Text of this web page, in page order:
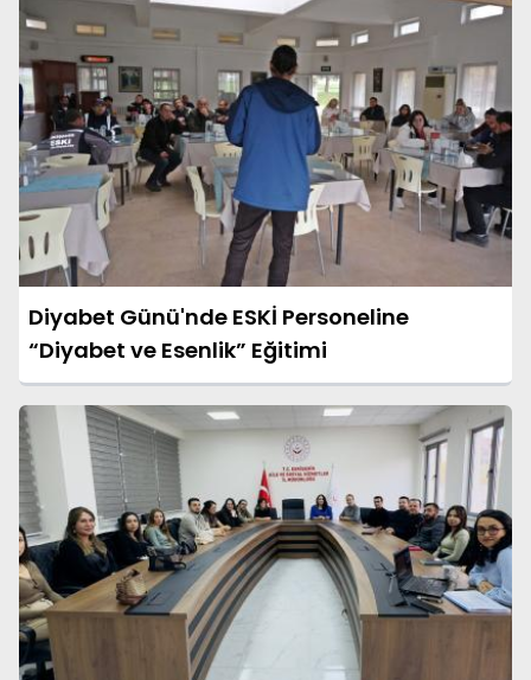
Diyabet Günü'nde ESKİ Personeline
“Diyabet ve Esenlik” Eğitimi